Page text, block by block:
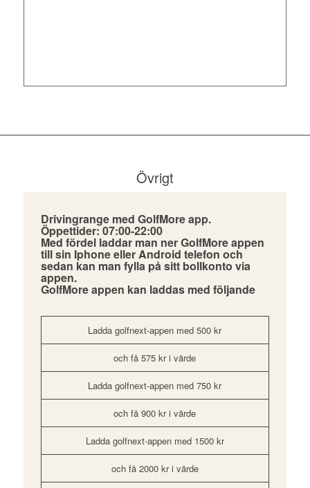
Övrigt
Drivingrange med GolfMore app.
Öppettider: 07:00-22:00
Med fördel laddar man ner GolfMore appen
till sin Iphone eller Android telefon och
sedan kan man fylla på sitt bollkonto via
appen.
GolfMore appen kan laddas med följande
Ladda golfnext-appen med 500 kr
och få 575 kr i värde
Ladda golfnext-appen med 750 kr
och få 900 kr i värde
Ladda golfnext-appen med 1500 kr
och få 2000 kr i värde